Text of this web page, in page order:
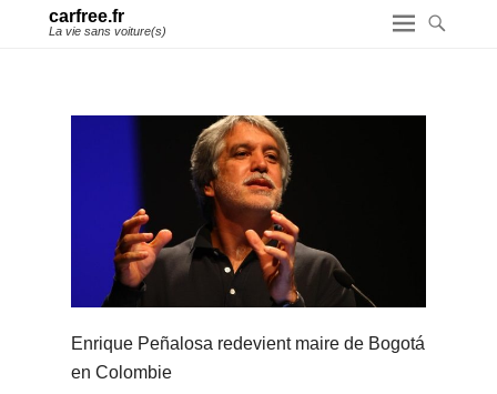
carfree.fr
La vie sans voiture(s)
Enrique Peñalosa redevient maire de Bogotá
en Colombie